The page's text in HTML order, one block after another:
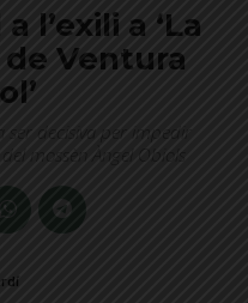
l’exili a ‘La
Ventura
ser decisiva per impedir
mossèn Àngel Obiols